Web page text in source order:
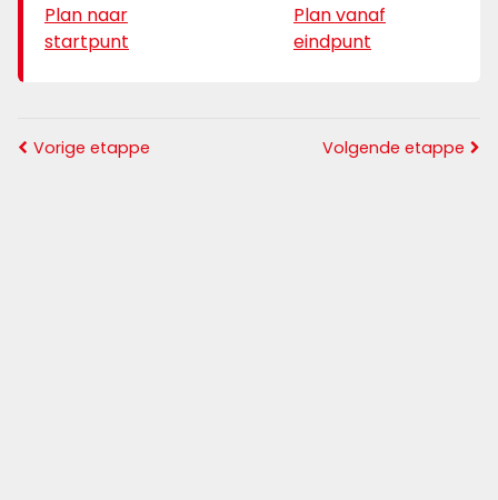
Plan naar
startpunt
Plan vanaf
eindpunt
Vorige etappe Volgende etappe